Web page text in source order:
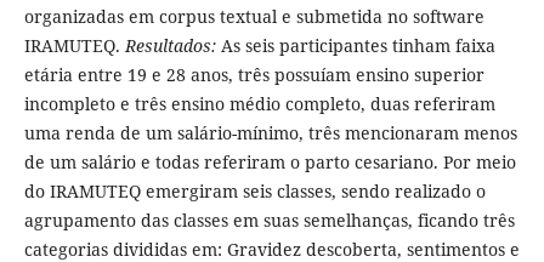
organizadas em corpus textual e submetida no software
IRAMUTEQ. Resultados:As seis participantes tinham faixa
etária entre 19 e 28 anos, três possuíam ensino superior
incompleto e três ensino médio completo, duas referiram
uma renda de um salário-mínimo, três mencionaram menos
de um salário e todas referiram o parto cesariano. Por meio
do IRAMUTEQ emergiram seis classes, sendo realizado o
agrupamento das classes em suas semelhanças, ficando três
categorias divididas em: Gravidez descoberta, sentimentos e